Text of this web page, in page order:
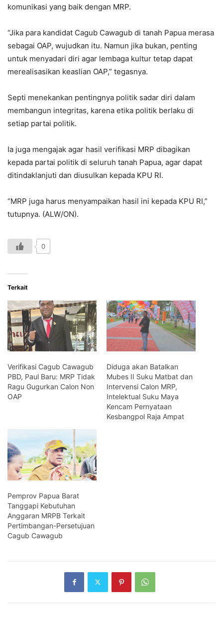
komunikasi yang baik dengan MRP.
“Jika para kandidat Cagub Cawagub di tanah Papua merasa
sebagai OAP, wujudkan itu. Namun jika bukan, penting
untuk menyadari diri agar lembaga kultur tetap dapat
merealisasikan keaslian OAP,” tegasnya.
Septi menekankan pentingnya politik sadar diri dalam
membangun integritas, karena etika politik berlaku di
setiap partai politik.
Ia juga mengajak agar hasil verifikasi MRP dibagikan
kepada partai politik di seluruh tanah Papua, agar dapat
ditindaklanjuti dan diusulkan kepada KPU RI.
“MRP juga harus menyampaikan hasil ini kepada KPU RI,”
tutupnya. (ALW/ON).
0
Terkait
Verifikasi Cagub Cawagub
PBD, Paul Baru: MRP Tidak
Ragu Gugurkan Calon Non
OAP
Diduga akan Batalkan
Mubes II Suku Matbat dan
Intervensi Calon MRP,
Intelektual Suku Maya
Kencam Pernyataan
Kesbangpol Raja Ampat
Pemprov Papua Barat
Tanggapi Kebutuhan
Anggaran MRPB Terkait
Pertimbangan-Persetujuan
Cagub Cawagub